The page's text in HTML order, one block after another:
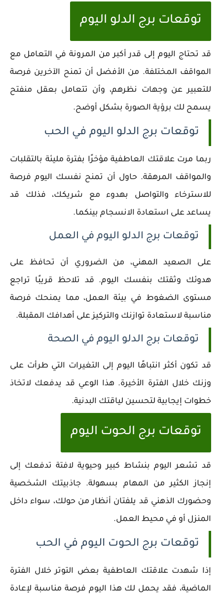
توقعات برج الدلو اليوم
قد تحتاج اليوم إلى قدر أكبر من المرونة في التعامل مع
المواقف المختلفة. من الأفضل أن تمنح الآخرين فرصة
للتعبير عن وجهات نظرهم، وأن تتعامل بعقل منفتح
يسمح لك برؤية الصورة بشكل أوضح.
توقعات برج الدلو اليوم في الحب
ربما مرت علاقتك العاطفية مؤخرًا بفترة مليئة بالتقلبات
والمواقف المرهقة. حاول أن تمنح نفسك اليوم فرصة
للاسترخاء والتواصل بهدوء مع شريكك، فذلك قد
يساعد على استعادة الانسجام بينكما.
توقعات برج الدلو اليوم في العمل
على الصعيد المهني، من الضروري أن تحافظ على
هدوئك وثقتك بنفسك اليوم. قد تلاحظ قريبًا تراجع
مستوى الضغوط في بيئة العمل، مما يمنحك فرصة
مناسبة لاستعادة توازنك والتركيز على أهدافك المقبلة.
توقعات برج الدلو اليوم في الصحة
قد تكون أكثر انتباهًا اليوم إلى التغيرات التي طرأت على
وزنك خلال الفترة الأخيرة. هذا الوعي قد يدفعك لاتخاذ
خطوات إيجابية لتحسين لياقتك البدنية.
توقعات برج الحوت اليوم
قد تشعر اليوم بنشاط كبير وحيوية لافتة تدفعك إلى
إنجاز الكثير من المهام بسهولة. جاذبيتك الشخصية
وحضورك الذهني قد يلفتان أنظار من حولك، سواء داخل
المنزل أو في محيط العمل.
توقعات برج الحوت اليوم في الحب
إذا شهدت علاقتك العاطفية بعض التوتر خلال الفترة
الماضية، فقد يحمل لك هذا اليوم فرصة مناسبة لإعادة